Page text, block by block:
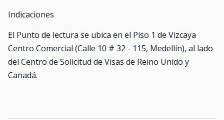
Indicaciones
El Punto de lectura se ubica en el Piso 1 de Vizcaya
Centro Comercial (Calle 10 # 32 - 115, Medellín), al lado
del Centro de Solicitud de Visas de Reino Unido y
Canadá.